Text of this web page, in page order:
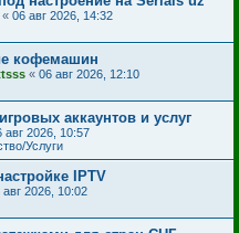
« 06 авг 2026, 14:32
кофемашин
« 06 авг 2026, 12:10
аккаунтов и услуг
авг 2026, 10:57
Услуги
IPTV
авг 2026, 10:02